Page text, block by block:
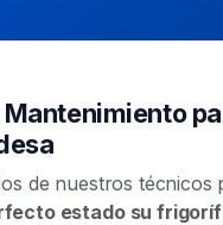
de nuestros técnicos
estado su